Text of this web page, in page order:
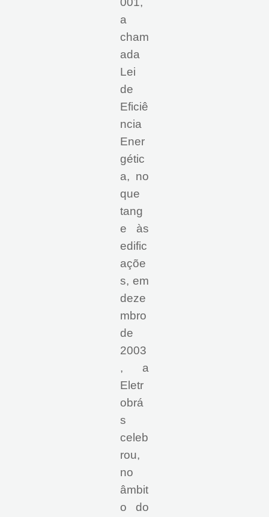
a
cham
ada
Lei
de
Eficiê
ncia
Ener
gétic
a, no
que
tang
e às
edific
açõe
s, em
deze
mbro
de
2003
, a
Eletr
obrá
s
celeb
rou,
no
âmbit
o do